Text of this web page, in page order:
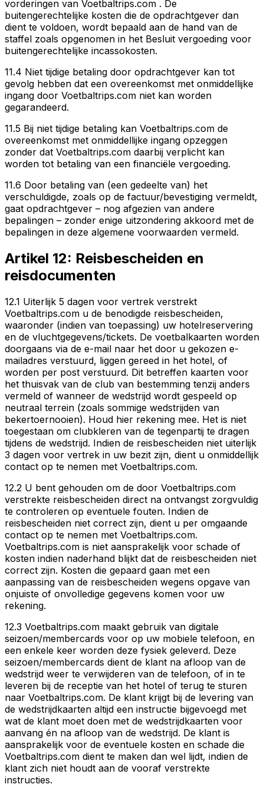
vorderingen van Voetbaltrips.com . De
buitengerechtelijke kosten die de opdrachtgever dan
dient te voldoen, wordt bepaald aan de hand van de
staffel zoals opgenomen in het Besluit vergoeding voor
buitengerechtelijke incassokosten.
11.4 Niet tijdige betaling door opdrachtgever kan tot
gevolg hebben dat een overeenkomst met onmiddellijke
ingang door Voetbaltrips.com niet kan worden
gegarandeerd.
11.5 Bij niet tijdige betaling kan Voetbaltrips.com de
overeenkomst met onmiddellijke ingang opzeggen
zonder dat Voetbaltrips.com daarbij verplicht kan
worden tot betaling van een financiële vergoeding.
11.6 Door betaling van (een gedeelte van) het
verschuldigde, zoals op de factuur/bevestiging vermeldt,
gaat opdrachtgever – nog afgezien van andere
bepalingen – zonder enige uitzondering akkoord met de
bepalingen in deze algemene voorwaarden vermeld.
Artikel 12: Reisbescheiden en
reisdocumenten
12.1 Uiterlijk 5 dagen voor vertrek verstrekt
Voetbaltrips.com u de benodigde reisbescheiden,
waaronder (indien van toepassing) uw hotelreservering
en de vluchtgegevens/tickets. De voetbalkaarten worden
doorgaans via de e-mail naar het door u gekozen e-
mailadres verstuurd, liggen gereed in het hotel, of
worden per post verstuurd. Dit betreffen kaarten voor
het thuisvak van de club van bestemming tenzij anders
vermeld of wanneer de wedstrijd wordt gespeeld op
neutraal terrein (zoals sommige wedstrijden van
bekertoernooien). Houd hier rekening mee. Het is niet
toegestaan om clubkleren van de tegenpartij te dragen
tijdens de wedstrijd. Indien de reisbescheiden niet uiterlijk
3 dagen voor vertrek in uw bezit zijn, dient u onmiddellijk
contact op te nemen met Voetbaltrips.com.
12.2 U bent gehouden om de door Voetbaltrips.com
verstrekte reisbescheiden direct na ontvangst zorgvuldig
te controleren op eventuele fouten. Indien de
reisbescheiden niet correct zijn, dient u per omgaande
contact op te nemen met Voetbaltrips.com.
Voetbaltrips.com is niet aansprakelijk voor schade of
kosten indien naderhand blijkt dat de reisbescheiden niet
correct zijn. Kosten die gepaard gaan met een
aanpassing van de reisbescheiden wegens opgave van
onjuiste of onvolledige gegevens komen voor uw
rekening.
12.3 Voetbaltrips.com maakt gebruik van digitale
seizoen/membercards voor op uw mobiele telefoon, en
een enkele keer worden deze fysiek geleverd. Deze
seizoen/membercards dient de klant na afloop van de
wedstrijd weer te verwijderen van de telefoon, of in te
leveren bij de receptie van het hotel of terug te sturen
naar Voetbaltrips.com. De klant krijgt bij de levering van
de wedstrijdkaarten altijd een instructie bijgevoegd met
wat de klant moet doen met de wedstrijdkaarten voor
aanvang én na afloop van de wedstrijd. De klant is
aansprakelijk voor de eventuele kosten en schade die
Voetbaltrips.com dient te maken dan wel lijdt, indien de
klant zich niet houdt aan de vooraf verstrekte
instructies.